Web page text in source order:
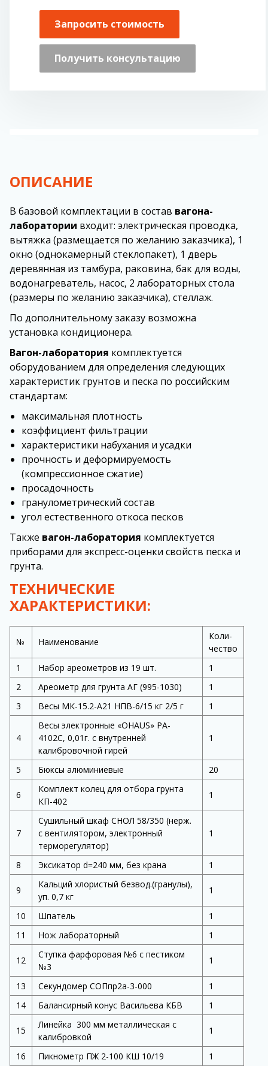
Запросить стоимость
Получить консультацию
ОПИСАНИЕ
В базовой комплектации в состав вагона-
лаборатории входит: электрическая проводка,
вытяжка (размещается по желанию заказчика), 1
окно (однокамерный стеклопакет), 1 дверь
деревянная из тамбура, раковина, бак для воды,
водонагреватель, насос, 2 лабораторных стола
(размеры по желанию заказчика), стеллаж.
По дополнительному заказу возможна
установка кондиционера.
Вагон-лаборатория комплектуется
оборудованием для определения следующих
характеристик грунтов и песка по российским
стандартам:
максимальная плотность
коэффициент фильтрации
характеристики набухания и усадки
прочность и деформируемость
(компрессионное сжатие)
просадочность
гранулометрический состав
угол естественного откоса песков
Также вагон-лаборатория комплектуется
приборами для экспресс-оценки свойств песка и
грунта.
ТЕХНИЧЕСКИЕ
ХАРАКТЕРИСТИКИ:
№ Наименование
Коли-
чество
1
Набор ареометров из 19 шт.
1
2
Ареометр для грунта АГ (995-1030)
1
3
Весы МК-15.2-А21 НПВ-6/15 кг 2/5 г 1
4
Весы электронные «OHAUS» PA-
4102С, 0,01г. с внутренней
калибровочной гирей
1
5 Бюксы алюминиевые 20
6
Комплект колец для отбора грунта
КП-402
1
7
Сушильный шкаф СНОЛ 58/350 (нерж.
с вентилятором, электронный
терморегулятор)
1
8 Эксикатор d=240 мм, без крана 1
9
Кальций хлористый безвод.(гранулы),
уп. 0,7 кг
1
10 Шпатель
1
11
Нож лабораторный 1
12
Ступка фарфоровая №6 с пестиком
№3
1
13 Секундомер СОПпр2а-3-000
1
14
Балансирный конус Васильева КБВ 1
15
Линейка 300 мм металлическая с
калибровкой
1
16 Пикнометр ПЖ 2-100 КШ 10/19 1